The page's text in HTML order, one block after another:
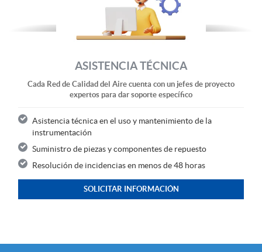
ASISTENCIA TÉCNICA
Cada Red de Calidad del Aire cuenta con un jefes de proyecto
expertos para dar soporte específico
Asistencia técnica en el uso y mantenimiento de la
instrumentación
Suministro de piezas y componentes de repuesto
Resolución de incidencias en menos de 48 horas
SOLICITAR INFORMACIÓN